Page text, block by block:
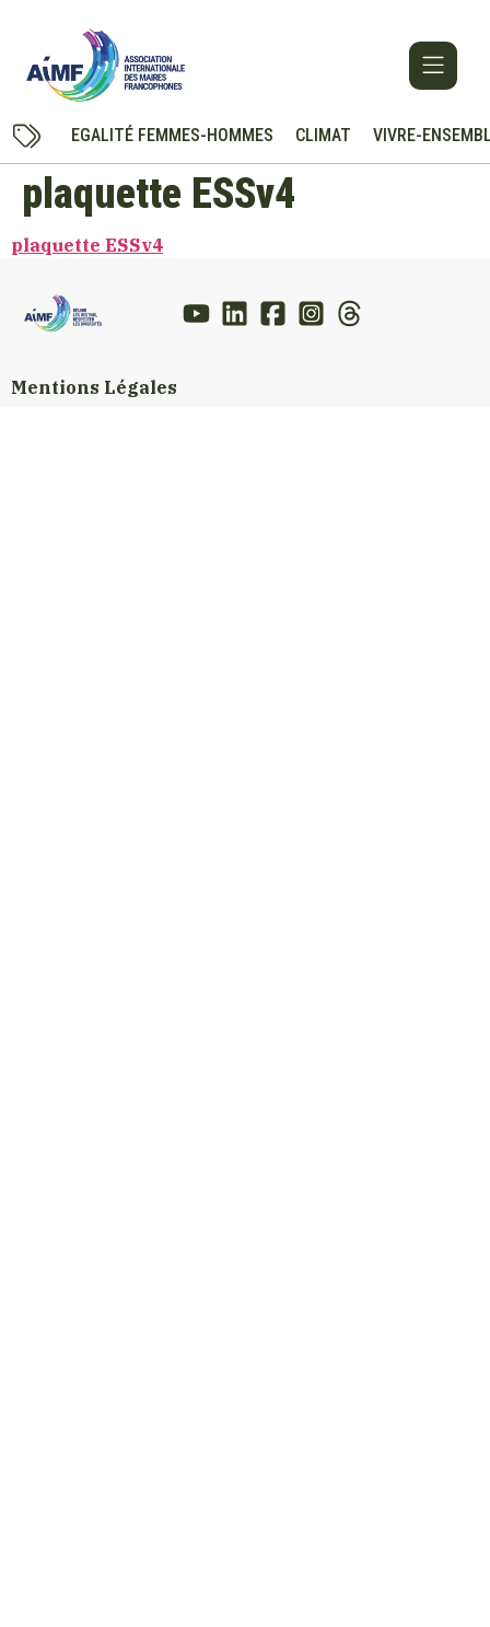
EGALITÉ FEMMES-HOMMES CLIMAT VIVRE-
plaquette ESSv4
plaquette ESSv4
Mentions Légales